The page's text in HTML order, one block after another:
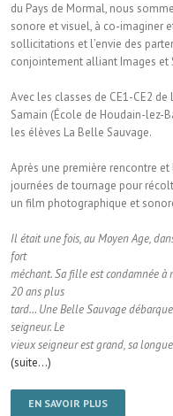
du Pays de Mormal, nous
sonore et visuel, à co-imaginer
sollicitations et l’envie des
conjointement alliant Images et
Avec les classes de CE1-CE2
Samain (École de Houdain-lez-
les élèves La Belle Sauvage.
Après une première rencontre
journées de tournage pour
un film photographique et
Il était une fois, au Moyen Age,
fort
méchant. Sa fille est condamnée
20 ans plus
tard… Une Belle Sauvage
seigneur. Le
vieux seigneur est grand, sa
(suite…)
EN SAVOIR PLUS